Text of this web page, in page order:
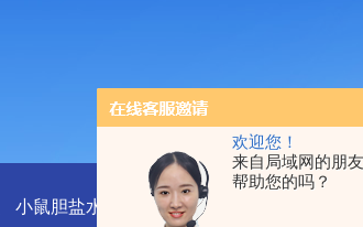
欢迎您！
来自局域网的朋
帮助您的吗？
小鼠胆盐水解酶(BSH)ELISA试剂盒